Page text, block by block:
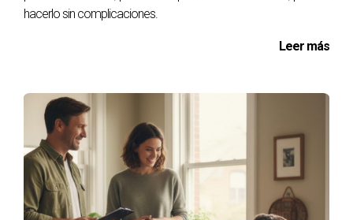
hacerlo sin complicaciones.
Leer más